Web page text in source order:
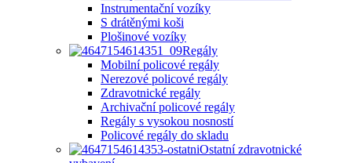
Instrumentační vozíky
S drátěnými koši
Plošinové vozíky
Regály
Mobilní policové regály
Nerezové policové regály
Zdravotnické regály
Archivační policové regály
Regály s vysokou nosností
Policové regály do skladu
Ostatní zdravotnické